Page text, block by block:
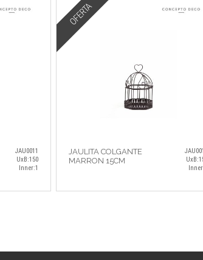
JAU0011
UxB:150
Inner:1
OFERTA
JAULITA COLGANTE
MARRON 15CM